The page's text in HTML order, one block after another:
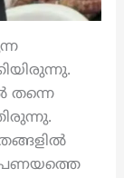
തന്നെ